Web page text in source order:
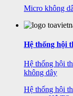
Micro không
Hệ thống hội
Hệ thống hội
không dây
Hệ thống hội